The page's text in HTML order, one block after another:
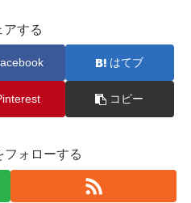
アする
はてブ
コピー
フォローする